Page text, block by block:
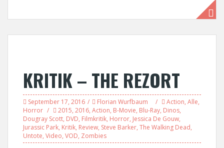
KRITIK – THE REZORT
September 17, 2016 Florian Wurfbaum Action, Alle,
Horror
2015, 2016, Action, B-Movie, Blu-Ray, Dinos,
Dougray Scott, DVD, Filmkritik, Horror, Jessica De Gouw,
Jurassic Park, Kritik, Review, Steve Barker, The Walking Dead,
Untote, Video, VOD, Zombies